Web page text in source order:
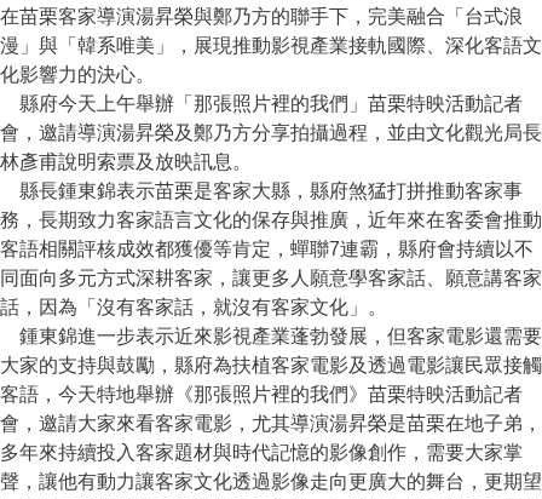
在苗栗客家導演湯昇榮與鄭乃方的聯手下，完美融合「台式浪
漫」與「韓系唯美」，展現推動影視產業接軌國際、深化客語文
化影響力的決心。
縣府今天上午舉辦「那張照片裡的我們」苗栗特映活動記者
會，邀請導演湯昇榮及鄭乃方分享拍攝過程，並由文化觀光局長
林彥甫說明索票及放映訊息。
縣長鍾東錦表示苗栗是客家大縣，縣府煞猛打拼推動客家事
務，長期致力客家語言文化的保存與推廣，近年來在客委會推動
客語相關評核成效都獲優等肯定，蟬聯7連霸，縣府會持續以不
同面向多元方式深耕客家，讓更多人願意學客家話、願意講客家
話，因為「沒有客家話，就沒有客家文化」。
鍾東錦進一步表示近來影視產業蓬勃發展，但客家電影還需要
大家的支持與鼓勵，縣府為扶植客家電影及透過電影讓民眾接觸
客語，今天特地舉辦《那張照片裡的我們》苗栗特映活動記者
會，邀請大家來看客家電影，尤其導演湯昇榮是苗栗在地子弟，
多年來持續投入客家題材與時代記憶的影像創作，需要大家掌
聲，讓他有動力讓客家文化透過影像走向更廣大的舞台，更期望